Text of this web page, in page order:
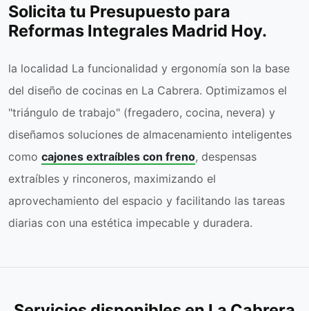
Solicita tu Presupuesto para
Reformas Integrales Madrid Hoy.
la localidad La funcionalidad y ergonomía son la base
del diseño de cocinas en La Cabrera. Optimizamos el
"triángulo de trabajo" (fregadero, cocina, nevera) y
diseñamos soluciones de almacenamiento inteligentes
como cajones extraíbles con freno, despensas
extraíbles y rinconeros, maximizando el
aprovechamiento del espacio y facilitando las tareas
diarias con una estética impecable y duradera.